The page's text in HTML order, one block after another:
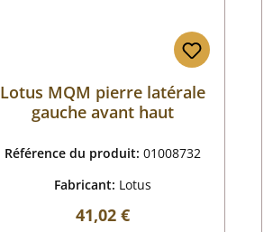
Lotus MQM pierre latérale
gauche avant haut
Référence du produit:01008732
Fabricant: Lotus
Prix régulier :
41,02 €